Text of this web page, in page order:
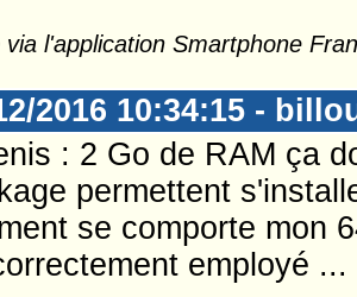
via l'application Smartphone
2016 10:34:15 -
: 2 Go de RAM ça
permettent
se comporte mon
employé ...